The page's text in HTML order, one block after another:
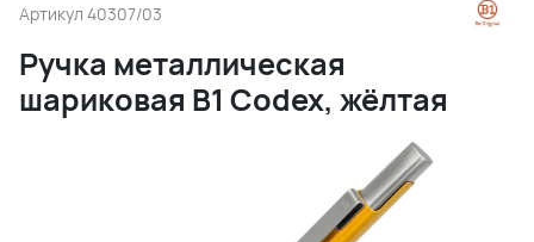
Артикул 40307/03
Ручка металлическая
шариковая B1 Codex, жёлтая